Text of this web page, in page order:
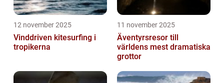
12 november 2025
Vinddriven kitesurfing i
tropikerna
11 november 2025
Äventyrsresor till
världens mest dramatiska
grottor